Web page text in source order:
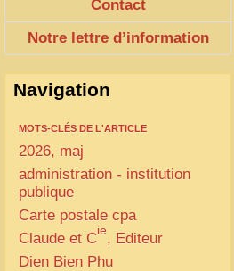
Contact
Notre lettre d’information
Navigation
MOTS-CLÉS DE L'ARTICLE
2026, maj
administration - institution
publique
Carte postale cpa
Claude et Cie, Editeur
Dien Bien Phu